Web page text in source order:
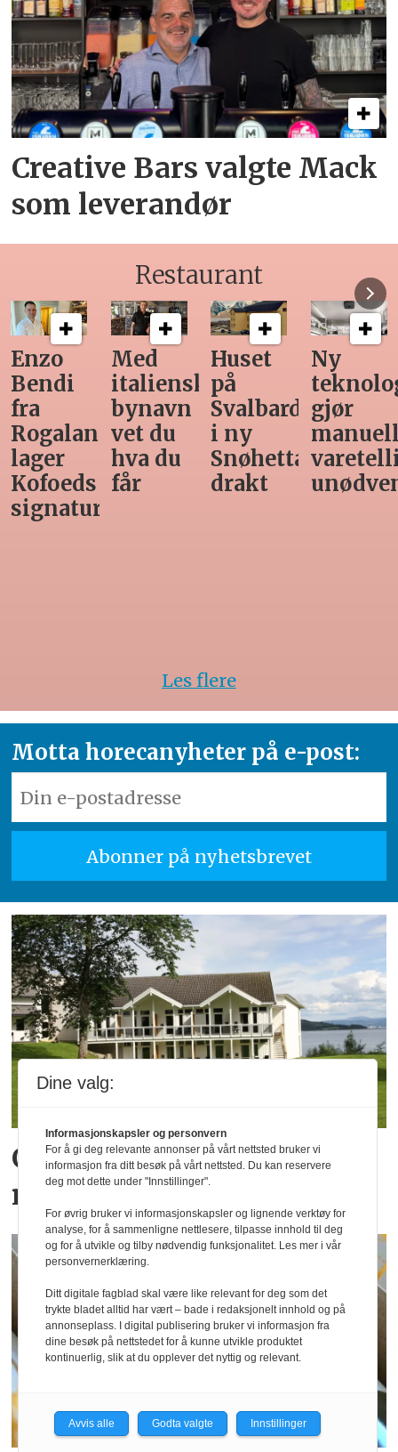
Creative Bars valgte Mack
som leverandør
Restaurant
Enzo
Bendi
fra
Rogaland
lager
Kofoeds
signaturrett
Med
italiensk
bynavn
vet du
hva du
får
Huset
på
Svalbard
i ny
Snøhetta-
drakt
Ny
gjør
Les flere
Motta horecanyheter på e-post:
God juli for hotellene,
men ikke i hele Norge
Dine valg:
Informasjonskapsler og personvern
For å gi deg relevante annonser på vårt nettsted bruker vi
informasjon fra ditt besøk på vårt nettsted. Du kan reservere
deg mot dette under "Innstillinger".
For øvrig bruker vi informasjonskapsler og lignende verktøy for
analyse, for å sammenligne nettlesere, tilpasse innhold til deg
og for å utvikle og tilby nødvendig funksjonalitet. Les mer i vår
personvernerklæring.
Ditt digitale fagblad skal være like relevant for deg som det
trykte bladet alltid har vært – bade i redaksjonelt innhold og på
annonseplass. I digital publisering bruker vi informasjon fra
dine besøk på nettstedet for å kunne utvikle produktet
kontinuerlig, slik at du opplever det nyttig og relevant.
Avvis alle Godta valgte Innstillinger